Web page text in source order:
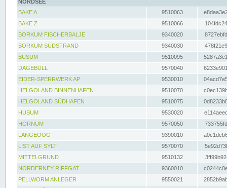
NORDSEE
BAKE A
9510063
BAKE Z
9510066
BORKUM FISCHERBALJE
9340020
BORKUM SÜDSTRAND
9340030
BÜSUM
9510095
DAGEBÜLL
9570040
EIDER-SPERRWERK AP
9530010
HELGOLAND BINNENHAFEN
9510070
HELGOLAND SÜDHAFEN
9510075
HUSUM
9530020
HÖRNUM
9570050
LANGEOOG
9390010
LIST AUF SYLT
9570070
MITTELGRUND
9510132
NORDERNEY RIFFGAT
9360010
PELLWORM ANLEGER
9550021